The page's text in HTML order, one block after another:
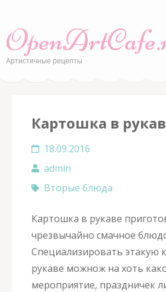
содержимому
(нажмите
Артистичные рецепты
Картошка в
18.09.2016
admin
Вторые блюда
Картошка в рукаве
чрезвычайно смачное
Специализировать этакую
рукаве можнож на хоть
мероприятие, праздничек